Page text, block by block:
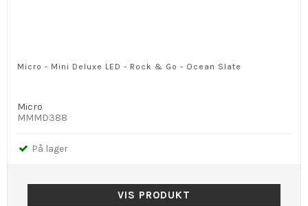
Micro - Mini Deluxe LED - Rock & Go - Ocean Slate
Micro
MMMD388
På lager
VIS PRODUKT